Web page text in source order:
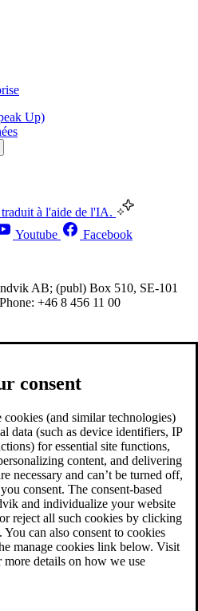
Up)
traduit à l'aide de l'IA.
Youtube Facebook
AB; (publ) Box 510, SE-101
+46 8 456 11 00
consent
(and similar technologies)
data (such as device identifiers, IP
for essential site functions,
content, and delivering
necessary and can’t be turned off,
consent. The consent-based
and individualize your website
reject all such cookies by clicking
can also consent to cookies
manage cookies link below. Visit
more details on how we use